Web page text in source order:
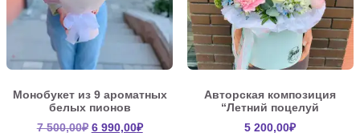
Монобукет из 9 ароматных
белых пионов
7 500,00₽ Первоначальная
6 990,00₽Текущая
Авторская композиция
“Летний поцелуй
5 200,00₽